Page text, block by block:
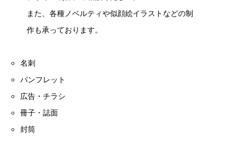
また、各種ノベルティや似顔絵イラストなどの制
作も承っております。
名刺
パンフレット
広告・チラシ
冊子・誌面
封筒